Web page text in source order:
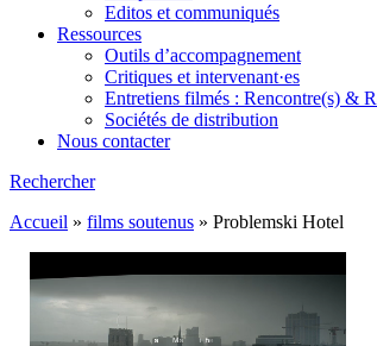
Editos et communiqués
Ressources
Outils d’accompagnement
Critiques et intervenant·es
Entretiens filmés : Rencontre(s) &
Sociétés de distribution
Nous contacter
Rechercher
Accueil » films soutenus » Problemski Hotel